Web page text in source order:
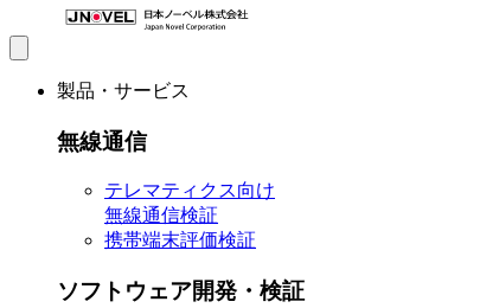
製品・サービス
無線通信
テレマティクス向け
無線通信検証
携帯端末評価検証
ソフトウェア開発・検証